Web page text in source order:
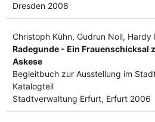
Dresden 2008
Christoph Kühn, Gudrun Noll, Hardy
Radegunde - Ein Frauenschicksal
Askese
Begleitbuch zur Ausstellung im
Katalogteil
Stadtverwaltung Erfurt, Erfurt 2006